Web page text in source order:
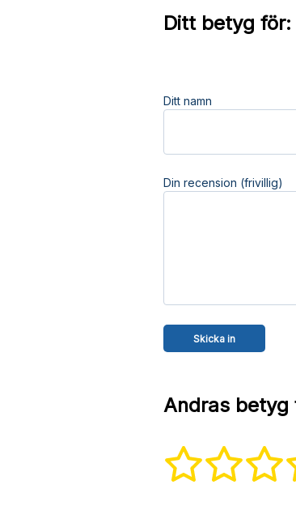
Ditt betyg för:
Ditt namn
Din recension (frivillig)
Andras betyg